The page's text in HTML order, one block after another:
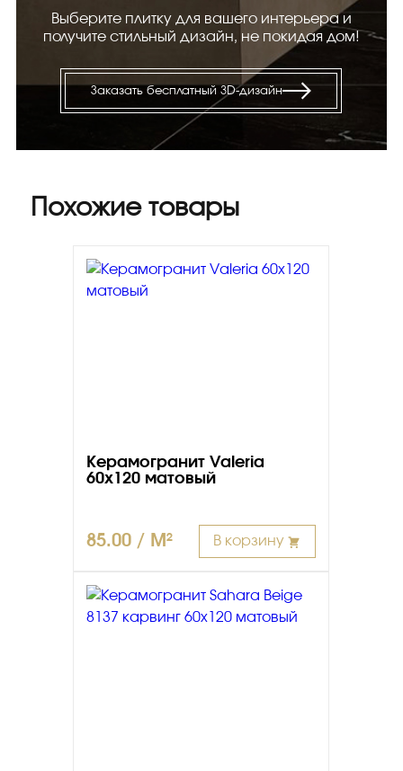
Выберите плитку для вашего интерьера и
получите стильный дизайн, не покидая дом!
Заказать бесплатный 3D-дизайн
Похожие товары
Керамогранит Valeria
60х120 матовый
85.00 / M² В корзину